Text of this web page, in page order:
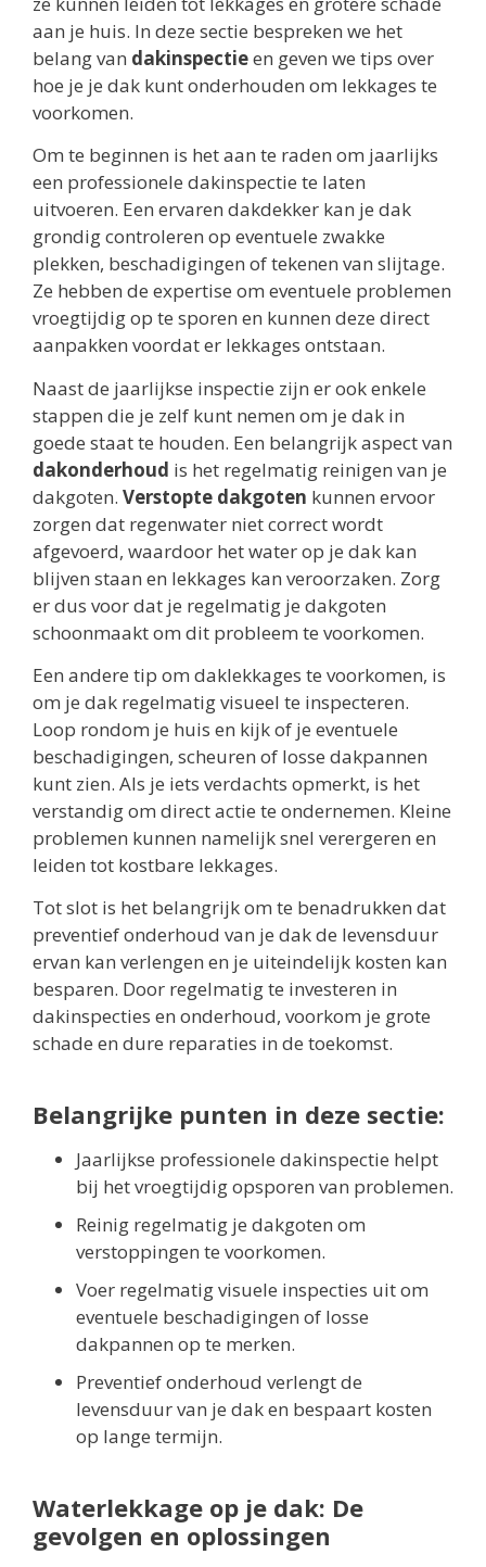
aan je huis. In deze sectie bespreken we het
belang van dakinspectieen geven we tips over
hoe je je dak kunt onderhouden om lekkages te
voorkomen.
Om te beginnen is het aan te raden om jaarlijks
een professionele dakinspectie te laten
uitvoeren. Een ervaren dakdekker kan je dak
grondig controleren op eventuele zwakke
plekken, beschadigingen of tekenen van slijtage.
Ze hebben de expertise om eventuele problemen
vroegtijdig op te sporen en kunnen deze direct
aanpakken voordat er lekkages ontstaan.
Naast de jaarlijkse inspectie zijn er ook enkele
stappen die je zelf kunt nemen om je dak in
goede staat te houden. Een belangrijk aspect van
dakonderhoud is het regelmatig reinigen van je
dakgoten. Verstopte dakgoten kunnen ervoor
zorgen dat regenwater niet correct wordt
afgevoerd, waardoor het water op je dak kan
blijven staan en lekkages kan veroorzaken. Zorg
er dus voor dat je regelmatig je dakgoten
schoonmaakt om dit probleem te voorkomen.
Een andere tip om daklekkages te voorkomen, is
om je dak regelmatig visueel te inspecteren.
Loop rondom je huis en kijk of je eventuele
beschadigingen, scheuren of losse dakpannen
kunt zien. Als je iets verdachts opmerkt, is het
verstandig om direct actie te ondernemen. Kleine
problemen kunnen namelijk snel verergeren en
leiden tot kostbare lekkages.
Tot slot is het belangrijk om te benadrukken dat
preventief onderhoud van je dak de levensduur
ervan kan verlengen en je uiteindelijk kosten kan
besparen. Door regelmatig te investeren in
dakinspecties en onderhoud, voorkom je grote
schade en dure reparaties in de toekomst.
Belangrijke punten in deze sectie:
Jaarlijkse professionele dakinspectie helpt
bij het vroegtijdig opsporen van problemen.
Reinig regelmatig je dakgoten om
verstoppingen te voorkomen.
Voer regelmatig visuele inspecties uit om
eventuele beschadigingen of losse
dakpannen op te merken.
Preventief onderhoud verlengt de
levensduur van je dak en bespaart kosten
op lange termijn.
Waterlekkage op je dak: De
gevolgen en oplossingen